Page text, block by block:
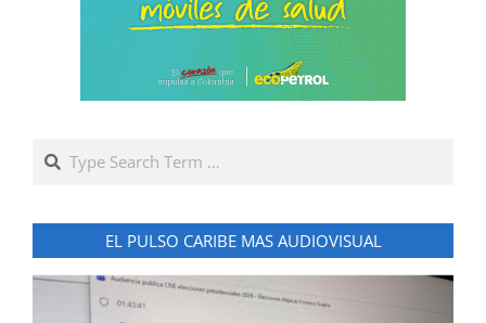
Search
EL PULSO CARIBE MAS AUDIOVISUAL